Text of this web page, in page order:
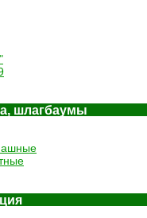
шлагбаумы